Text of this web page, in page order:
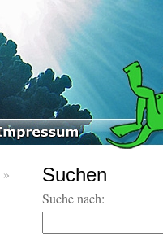
» Suchen
Suche nach: